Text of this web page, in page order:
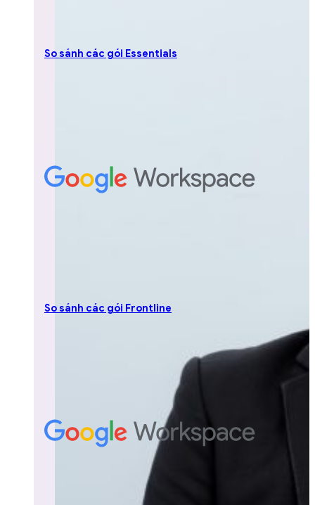
So sánh các gói Essentials
So sánh các gói Frontline